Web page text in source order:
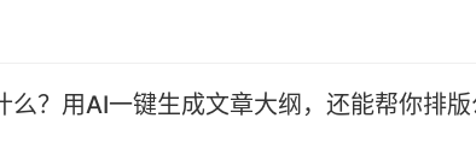
么？用AI一键生成文章大纲，还能帮你排版